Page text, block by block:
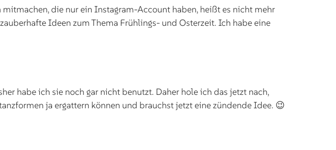
die nur ein Instagram-Account haben, heißt es nicht mehr
Ideen zum Thema Frühlings- und Osterzeit. Ich habe eine
habe ich sie noch gar nicht benutzt. Daher hole ich das jetzt nach,
ja ergattern können und brauchst jetzt eine zündende Idee. 😉